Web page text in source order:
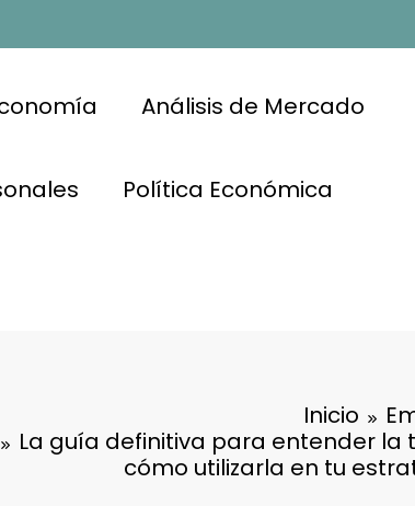
Análisis de Mercado
Política Económica
Inicio
La guía definitiva para entender la
cómo utilizarla en tu